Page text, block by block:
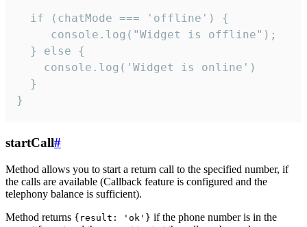
  if (chatMode === 'offline') {
     console.log("Widget is offline");
  } else {
    console.log('Widget is online')
  }
}
startCall#
Method allows you to start a return call to the specified number, if
the calls are available (Callback feature is configured and the
telephony balance is sufficient).
Method returns {result: 'ok'} if the phone number is in the